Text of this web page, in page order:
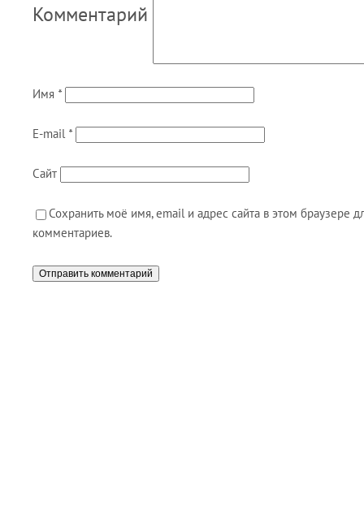
Комментарий
Имя *
E-mail *
Сайт
Сохранить моё имя, email и адрес сайта в этом браузере
комментариев.